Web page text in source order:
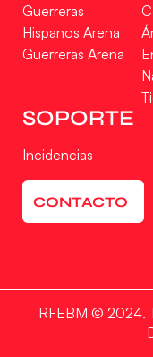
Para ofrecer las mejores
para almacenar y/o
de estas tecnologías nos
navegación o las
consentimiento, puede
funciones.
Guerreras
Hispanos Arena
Guerreras Arena
SOPORTE
Incidencias
CONTACTO
RFEBM © 2024.